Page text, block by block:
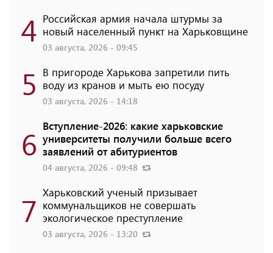
4 Российская армия начала штурмы за
новый населенный пункт на Харьковщине
03 августа, 2026 - 09:45
5 В пригороде Харькова запретили пить
воду из кранов и мыть ею посуду
03 августа, 2026 - 14:18
6 Вступление-2026: какие харьковские
университеты получили больше всего
заявлений от абитуриентов
04 августа, 2026 - 09:48
7 Харьковский ученый призывает
коммунальщиков не совершать
экологическое преступление
03 августа, 2026 - 13:20